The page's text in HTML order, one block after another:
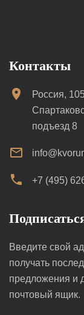
Контакты
Россия,
подъезд 8
+7 (495)
Введите свой
получать
предложения и
почтовый ящик.